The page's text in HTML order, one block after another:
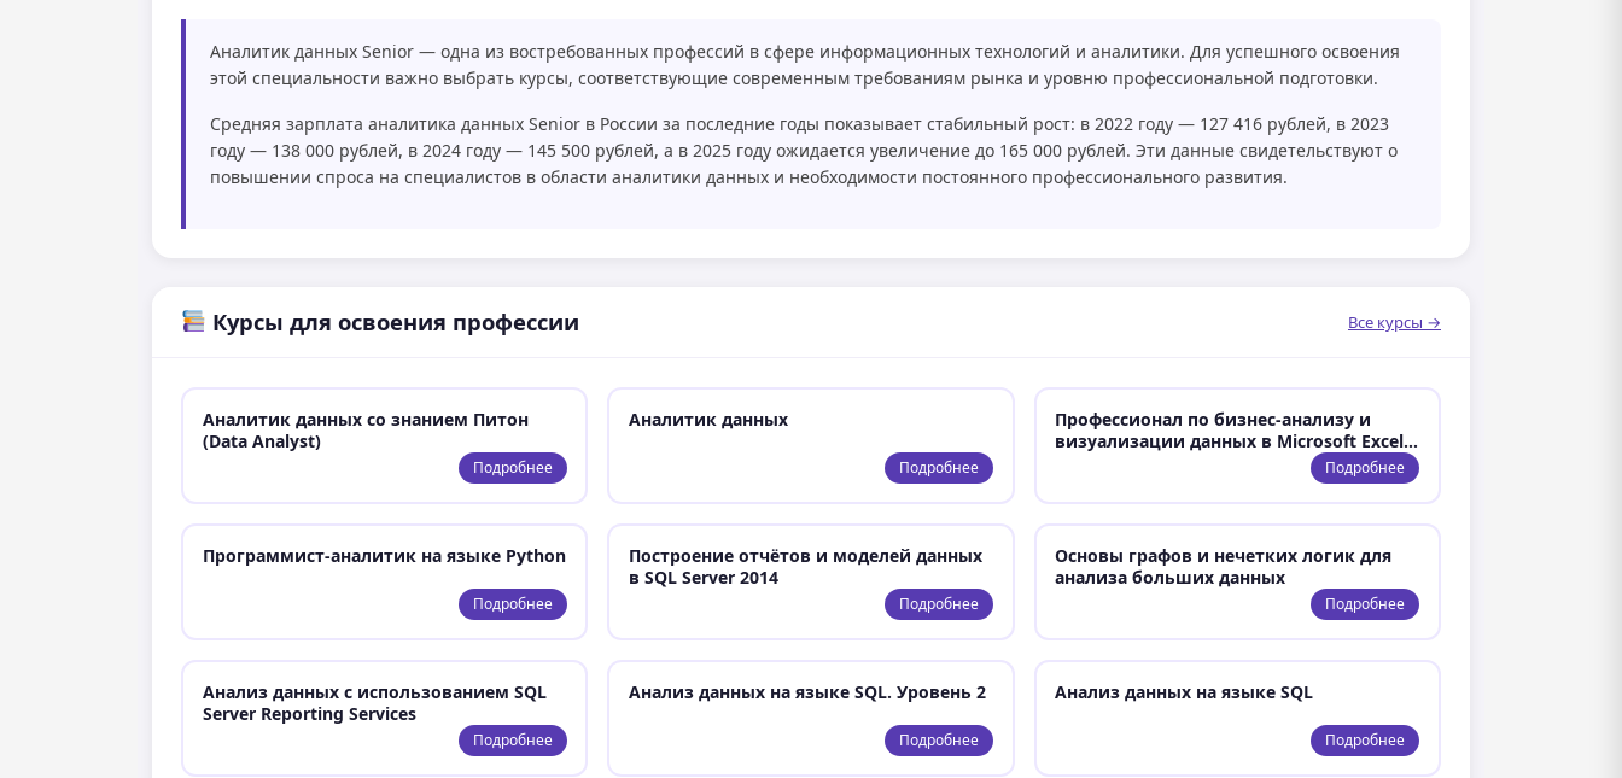
Аналитик данных Senior — одна из востребованных профессий в сфере информационных технологий и аналитики. Для успешного освоения
этой специальности важно выбрать курсы, соответствующие современным требованиям рынка и уровню профессиональной подготовки.
Средняя зарплата аналитика данных Senior в России за последние годы показывает стабильный рост: в 2022 году — 127 416 рублей, в 2023
году — 138 000 рублей, в 2024 году — 145 500 рублей, а в 2025 году ожидается увеличение до 165 000 рублей. Эти данные свидетельствуют о
повышении спроса на специалистов в области аналитики данных и необходимости постоянного профессионального развития.
Курсы для освоения профессии Все курсы →
Аналитик данных со знанием Питон
(Data Analyst)
Подробнее
Аналитик данных
Подробнее
Профессионал по бизнес-анализу и
визуализации данных в Microsoft Excel…
Подробнее
Программист-аналитик на языке Python
Подробнее
Построение отчётов и моделей данных
в SQL Server 2014
Подробнее
Основы графов и нечетких логик для
анализа больших данных
Подробнее
Анализ данных с использованием SQL
Server Reporting Services
Подробнее
Анализ данных на языке SQL. Уровень 2
Подробнее
Анализ данных на языке SQL
Подробнее